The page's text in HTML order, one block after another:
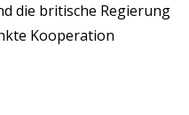
die britische Regierung
Kooperation